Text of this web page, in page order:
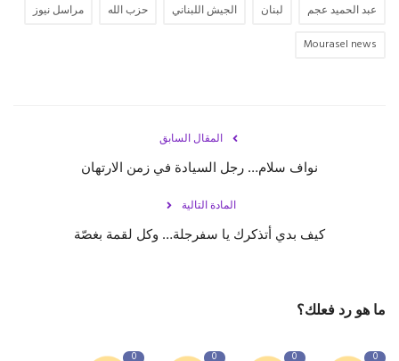
عبد الحميد عجم لبنان الجيش اللبناني حزب الله
مراسل نيوز
Mourasel news
المقال السابق
نواف سلام… رجل السيادة في زمن الارتهان
المادة التالية
كيف بدي أتذكرك يا سفرجلة… وكل لقمة بغصّة
ما هو رد فعلك؟
0
0
0
0